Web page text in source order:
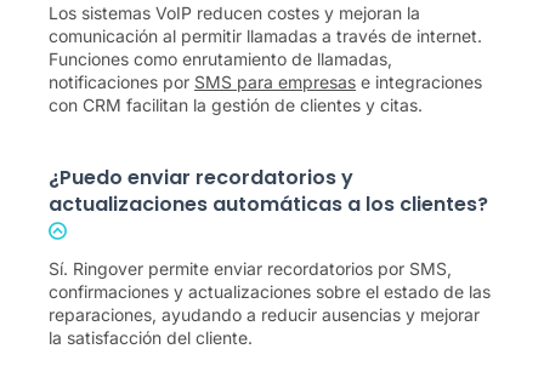
Los sistemas VoIP reducen costes y mejoran la
comunicación al permitir llamadas a través de internet.
Funciones como enrutamiento de llamadas,
notificaciones por SMS para empresas e integraciones
con CRM facilitan la gestión de clientes y citas.
¿Puedo enviar recordatorios y
actualizaciones automáticas a los clientes?
Sí. Ringover permite enviar recordatorios por SMS,
confirmaciones y actualizaciones sobre el estado de las
reparaciones, ayudando a reducir ausencias y mejorar
la satisfacción del cliente.